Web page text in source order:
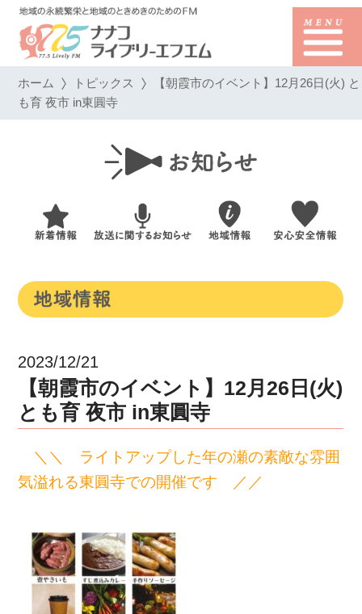
ホーム トピックス 【朝霞市のイベント】12月26日(火) と
も育 夜市 in東圓寺
2023/12/21
【朝霞市のイベント】12月26日(火)
とも育 夜市 in東圓寺
＼＼ ライトアップした年の瀬の素敵な雰囲
気溢れる東圓寺での開催です ／／